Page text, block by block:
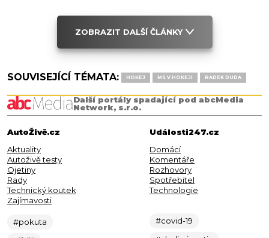
ZOBRAZIT DALŠÍ ČLÁNKY
SOUVISEJÍCÍ TÉMATA: HOKEJ MS V HOKEJI RADEK DUDA
Další portály spadající pod abcMedia
Network, s.r.o.
AutoŽivě.cz
Aktuality
Autoživě testy
Ojetiny
Rady
Technický koutek
Zajímavosti
#pokuta
Události247.cz
Domácí
Komentáře
Rozhovory
Spotřebitel
Technologie
#covid-19